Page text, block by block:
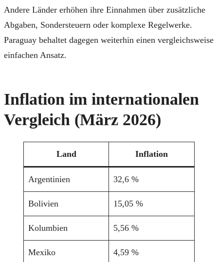
Andere Länder erhöhen ihre Einnahmen über zusätzliche
Abgaben, Sondersteuern oder komplexe Regelwerke.
Paraguay behaltet dagegen weiterhin einen vergleichsweise
einfachen Ansatz.
Inflation im internationalen
Vergleich (März 2026)
Land Inflation
Argentinien 32,6 %
Bolivien 15,05 %
Kolumbien 5,56 %
Mexiko 4,59 %